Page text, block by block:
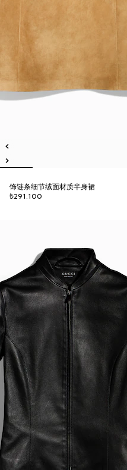
饰链条细节绒面材质半身裙
₺291.100